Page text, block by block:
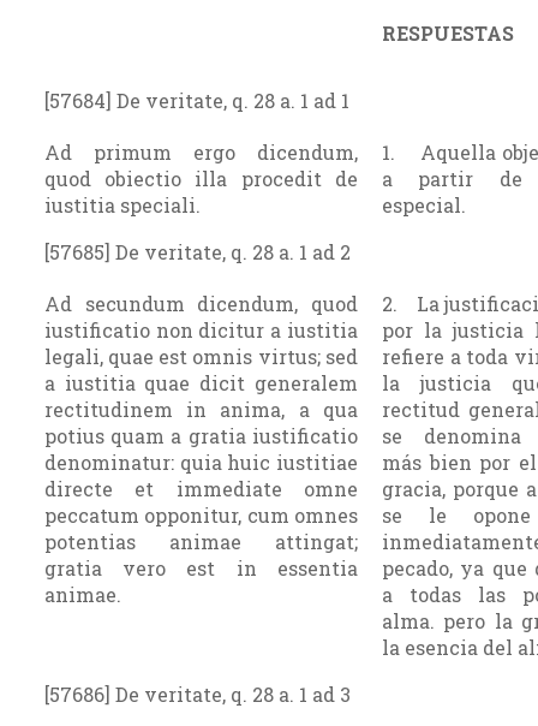
RESPUESTAS
[57684] De veritate, q. 28 a. 1 ad 1
Ad primum ergo dicendum,
quod obiectio illa procedit de
iustitia speciali.
1. Aquella
a partir de
especial.
[57685] De veritate, q. 28 a. 1 ad 2
Ad secundum dicendum, quod
iustificatio non dicitur a iustitia
legali, quae est omnis virtus; sed
a iustitia quae dicit generalem
rectitudinem in anima, a qua
potius quam a gratia iustificatio
denominatur: quia huic iustitiae
directe et immediate omne
peccatum opponitur, cum omnes
potentias animae attingat;
gratia vero est in essentia
animae.
2. La
por la justicia
refiere a toda
la justicia
rectitud
se denomina
más bien por
gracia, porque
se le
pecado, ya
a todas las
alma. pero la
la esencia del
[57686] De veritate, q. 28 a. 1 ad 3